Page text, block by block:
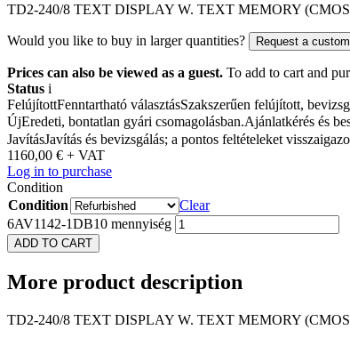
TD2-240/8 TEXT DISPLAY W. TEXT MEMORY
Would you like to buy in larger quantities? Request a
Prices can also be viewed as a guest. To add to cart and
Status i
FelújítottFenntartható választásSzakszerűen felújított,
ÚjEredeti, bontatlan gyári csomagolásban.Ajánlatkérés és
JavításJavítás és bevizsgálás; a pontos feltételeket
1160,00 € + VAT
Log in to purchase
Condition
Condition
Clear
6AV1142-1DB10 mennyiség
ADD TO CART
More product description
TD2-240/8 TEXT DISPLAY W. TEXT MEMORY